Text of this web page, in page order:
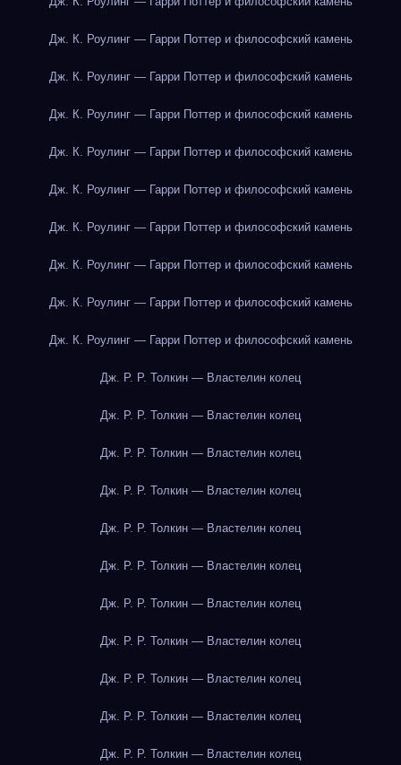
Дж. К. Роулинг — Гарри Поттер и философский камень
Дж. К. Роулинг — Гарри Поттер и философский камень
Дж. К. Роулинг — Гарри Поттер и философский камень
Дж. К. Роулинг — Гарри Поттер и философский камень
Дж. К. Роулинг — Гарри Поттер и философский камень
Дж. К. Роулинг — Гарри Поттер и философский камень
Дж. К. Роулинг — Гарри Поттер и философский камень
Дж. К. Роулинг — Гарри Поттер и философский камень
Дж. К. Роулинг — Гарри Поттер и философский камень
Дж. Р. Р. Толкин — Властелин колец
Дж. Р. Р. Толкин — Властелин колец
Дж. Р. Р. Толкин — Властелин колец
Дж. Р. Р. Толкин — Властелин колец
Дж. Р. Р. Толкин — Властелин колец
Дж. Р. Р. Толкин — Властелин колец
Дж. Р. Р. Толкин — Властелин колец
Дж. Р. Р. Толкин — Властелин колец
Дж. Р. Р. Толкин — Властелин колец
Дж. Р. Р. Толкин — Властелин колец
Дж. Р. Р. Толкин — Властелин колец